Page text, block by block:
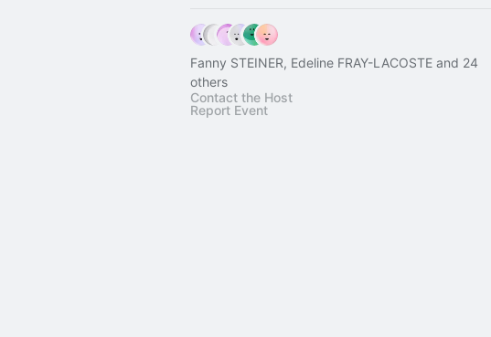
Fanny STEINER, Edeline FRAY-LACOSTE and 24
others
Contact the Host
Report Event